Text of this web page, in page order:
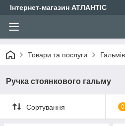
Інтернет-магазин АТЛАНТІС
Товари та послуги
Ручка стоянкового гальму
Сортування 0